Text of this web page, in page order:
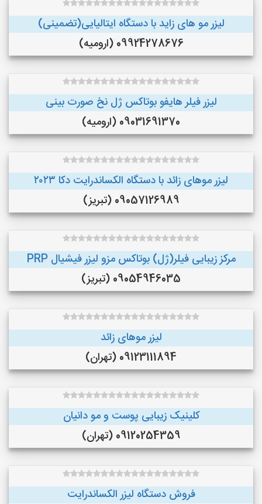
لیزر مو های زاید با دستگاه ایتالیایی(تضمینی)
09924278676 (ارومیه)
لیزر فیلر هایفو بوتاکس ژل نخ صورت بینی
09031691370 (ارومیه)
لیزر موهای زائد با دستگاه الکساندرایت دکا ۲۰۲۳
09057126989 (تبریز)
مرکز زیبایی فیلر(ژل) بوتاکس مزو لیزر فیشیال PRP
09054946035 (تبریز)
لیزر موهای زائد
09123111894 (تهران)
کلینیک زیبایی پوست و مو دانیان
09120254359 (تهران)
فروش دستگاه لیزر الکساندرایت